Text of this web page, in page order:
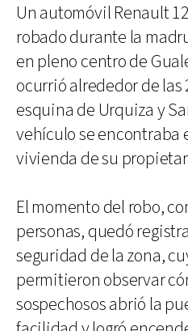
Un automóvil Renault
robado durante la
en pleno centro de
ocurrió alrededor de las
esquina de Urquiza y
vehículo se encontraba
vivienda de su
El momento del robo,
personas, quedó
seguridad de la zona,
permitieron observar
sospechosos abrió la